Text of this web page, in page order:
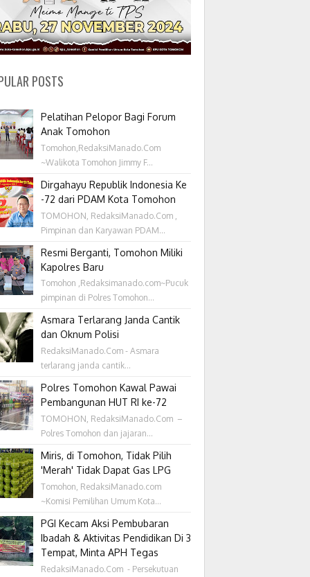
POSTS
Pelatihan Pelopor Bagi Forum
Anak Tomohon
Tomohon,RedaksiManado.Com
~Walikota Tomohon Jimmy F...
Dirgahayu Republik Indonesia Ke
-72 dari PDAM Kota Tomohon
TOMOHON, RedaksiManado.Com ,
Pimpinan dan Karyawan PDAM...
Resmi Berganti, Tomohon Miliki
Kapolres Baru
Tomohon ,Redaksimanado.com~Pucuk
pimpinan di Polres Tomohon...
Asmara Terlarang Janda Cantik
dan Oknum Polisi
RedaksiManado.Com - Asmara
terlarang janda cantik...
Polres Tomohon Kawal Pawai
Pembangunan HUT RI ke-72
TOMOHON, RedaksiManado.Com –
Polres Tomohon dan jajaran...
Miris, di Tomohon, Tidak Pilih
'Merah' Tidak Dapat Gas LPG
Tomohon, RedaksiManado.com
~Komisi Pemilihan Umum Kota...
PGI Kecam Aksi Pembubaran
Ibadah & Aktivitas Pendidikan Di 3
Tempat, Minta APH Tegas
RedaksiManado.Com - Persekutuan